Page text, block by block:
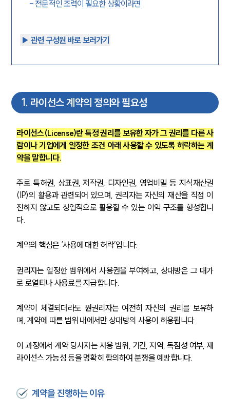
- 전문적인 조력이 필요한 상황이라면
▶︎ 관련 구성원 바로 보러가기
1. 라이선스 계약의 정의와 필요성
라이선스(License)란 특정 권리를 보유한 자가 그 권리를 다른 사
람이나 기업에게 일정한 조건 아래 사용할 수 있도록 허락하는 계
약을 말합니다.
주로 특허권, 상표권, 저작권, 디자인권, 영업비밀 등 지식재산권
(IP)의 활용과 관련되어 있으며, 권리자는 자신의 재산을 직접 이
전하지 않고도 상업적으로 활용할 수 있는 이익 구조를 형성합니
다.
계약의 핵심은 ‘사용에 대한 허락’입니다.
권리자는 일정한 범위에서 사용권을 부여하고, 상대방은 그 대가
로 로열티나 사용료를 지급합니다.
계약이 체결되더라도 원권리자는 여전히 자신의 권리를 보유하
며, 계약에 따른 범위 내에서만 상대방의 사용이 허용됩니다.
이 과정에서 계약 당사자는 사용 범위, 기간, 지역, 독점성 여부, 재
라이선스 가능성 등을 명확히 합의하여 분쟁을 예방합니다.
계약을 진행하는 이유